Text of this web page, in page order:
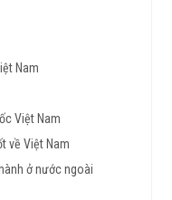
Nam
Việt Nam
về Việt Nam
ở nước ngoài